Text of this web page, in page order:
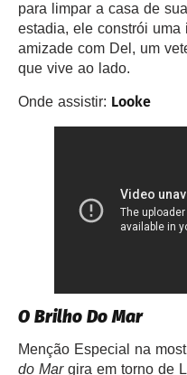
para limpar a casa de
estadia, ele constrói uma
amizade com Del, um
que vive ao lado.
Onde assistir: Looke
O Brilho Do Mar
Menção Especial na
do Margira em torno de